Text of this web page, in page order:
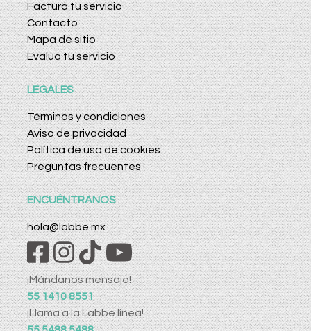
Factura tu servicio
Contacto
Mapa de sitio
Evalúa tu servicio
LEGALES
Términos y condiciones
Aviso de privacidad
Política de uso de cookies
Preguntas frecuentes
ENCUÉNTRANOS
hola@labbe.mx
¡Mándanos mensaje!
55 1410 8551
¡Llama a la Labbe línea!